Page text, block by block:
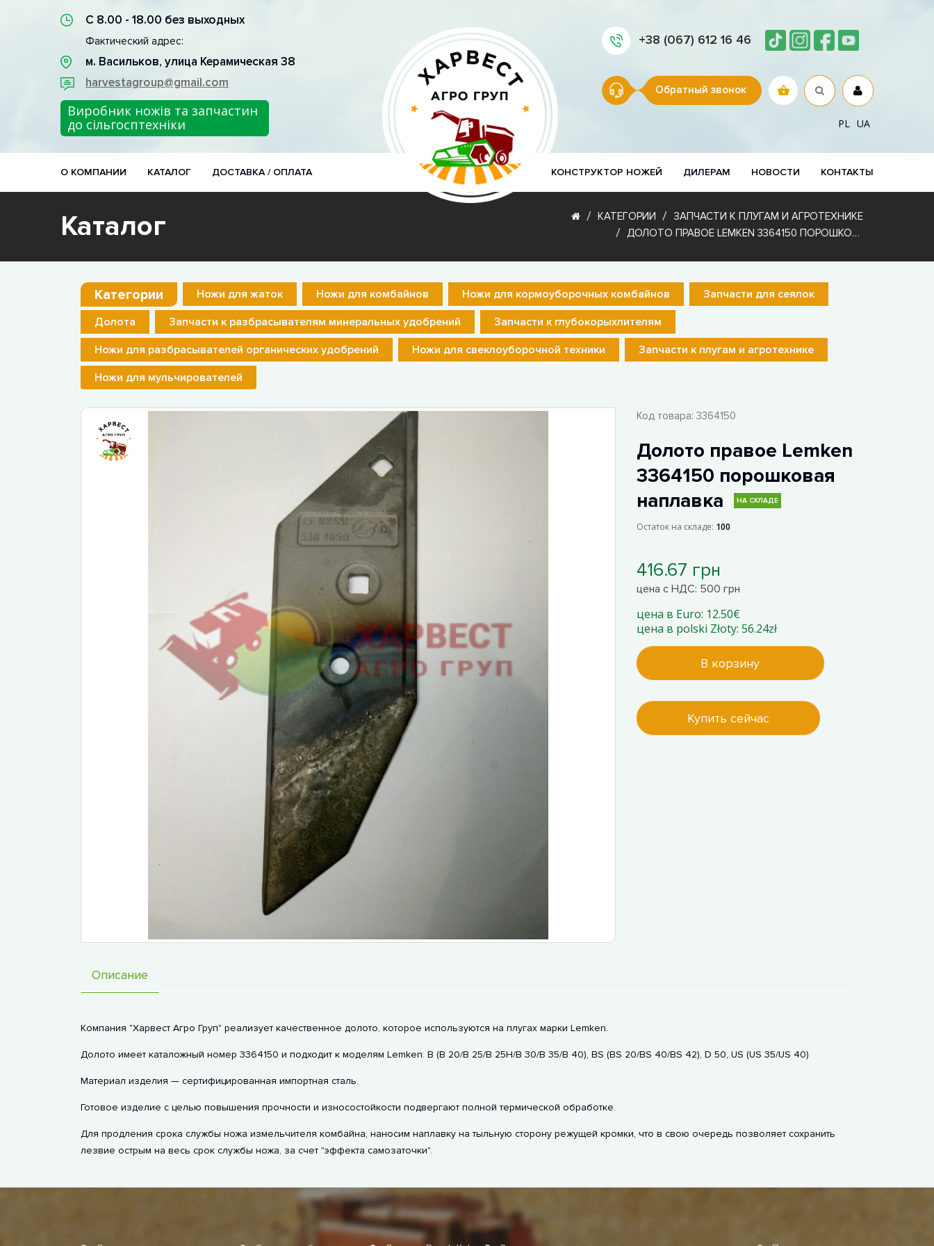
С 8.00 - 18.00 без выходных
Фактический адрес:
м. Васильков, улица Керамическая 38
harvestagroup@gmail.com
Виробник ножів та запчастин
до сільгосптехніки
+38 (067) 612 16 46
Обратный звонок
PL UA
О КОМПАНИИ КАТАЛОГ ДОСТАВКА / ОПЛАТА КОНСТРУКТОР НОЖЕЙ ДИЛЕРАМ НОВОСТИ КОНТАКТЫ
Каталог КАТЕГОРИИ
ЗАПЧАСТИ К ПЛУГАМ И АГРОТЕХНИКЕ
ДОЛОТО ПРАВОЕ LEMKEN 3364150 ПОРОШКОВАЯ НАПЛАВКА
Категории Ножи для жаток Ножи для комбайнов Ножи для кормоуборочных комбайнов
Запчасти для сеялок
Долота
Запчасти к разбрасывателям минеральных удобрений
Запчасти к глубокорыхлителям
Ножи для разбрасывателей органических удобрений
Ножи для свеклоуборочной техники
Запчасти к плугам и агротехнике
Ножи для мульчирователей
Код товара: 3364150
Долото правое Lemken
3364150 порошковая
наплавка
НА СКЛАДЕ
Остаток на складе: 100
416.67 грн
цена с НДС: 500 грн
цена в Euro: 12.50€
цена в polski Złoty: 56.24zł
В корзину
Купить сейчас
Описание
Компания "Харвест Агро Груп" реализует качественное долото, которое используются на плугах марки Lemken.
Долото имеет каталожный номер 3364150 и подходит к моделям Lemken: B (B 20/B 25/B 25H/B 30/B 35/B 40), BS (BS 20/BS 40/BS 42), D 50, US (US 35/US 40)
Материал изделия — сертифицированная импортная сталь.
Готовое изделие с целью повышения прочности и износостойкости подвергают полной термической обработке.
Для продления срока службы ножа измельчителя комбайна, наносим наплавку на тыльную сторону режущей кромки, что в свою очередь позволяет сохранить
лезвие острым на весь срок службы ножа, за счет "эффекта самозаточки".